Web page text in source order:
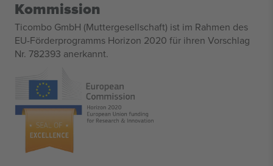
Kommission
Ticombo GmbH (Muttergesellschaft) ist im Rahmen des
EU-Förderprogramms Horizon 2020 für ihren Vorschlag
Nr. 782393 anerkannt.